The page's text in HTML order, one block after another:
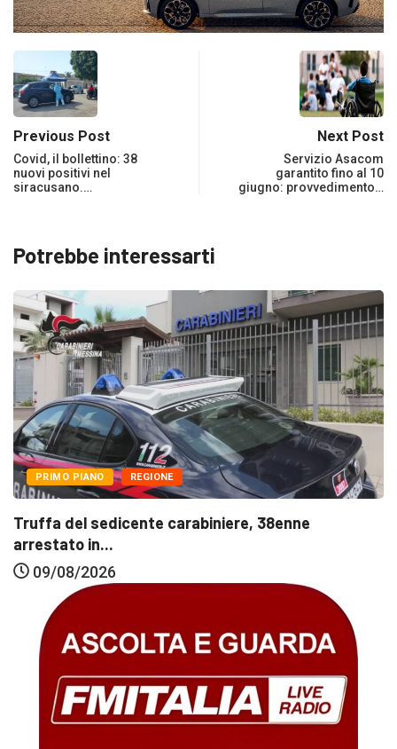
Previous Post
Covid, il bollettino: 38
nuovi positivi nel
siracusano.…
Next Post
Servizio Asacom
garantito fino al 10
giugno: provvedimento…
Potrebbe interessarti
PRIMO PIANO REGIONE
Truffa del sedicente carabiniere, 38enne
arrestato in...
09/08/2026